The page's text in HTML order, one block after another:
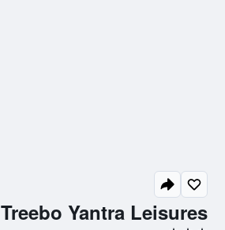
Treebo Yantra Leisures